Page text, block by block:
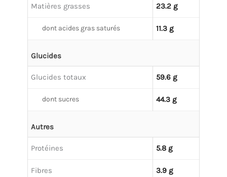
Matières grasses 23.2 g
dont acides gras saturés 11.3 g
Glucides
Glucides totaux 59.6 g
dont sucres 44.3 g
Autres
Protéines 5.8 g
Fibres 3.9 g